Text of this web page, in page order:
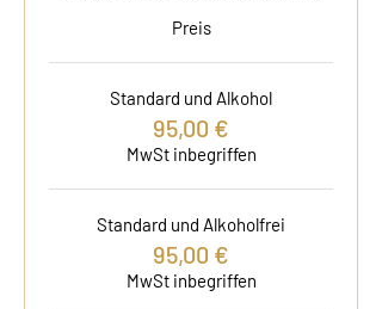
Preis
Standard und Alkohol
95,00 €
MwSt inbegriffen
Standard und Alkoholfrei
95,00 €
MwSt inbegriffen